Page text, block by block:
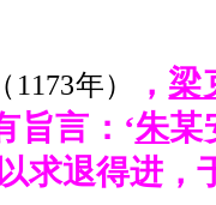
（1173年） ， 梁
旨言：‘朱某
求退得进，